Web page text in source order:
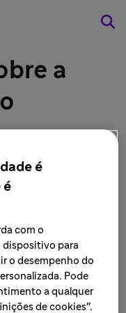
a
4,
é
é
com o
dispositivo para
o desempenho do
Pode
a qualquer
de cookies".